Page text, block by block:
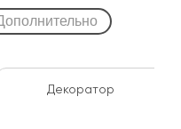
Декоратор